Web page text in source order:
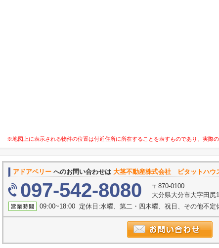
※地図上に表示される物件の位置は付近住所に所在することを表すものであり、実際
アドアベリー へのお問い合わせは 大茎不動産株式会社 ピタットハウ
097-542-8080
〒870-0100
大分県大分市大字田尻
09:00~18:00 定休日:水曜、第二・四木曜、祝日、その他不定